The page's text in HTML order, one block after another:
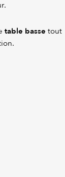
table basse tout